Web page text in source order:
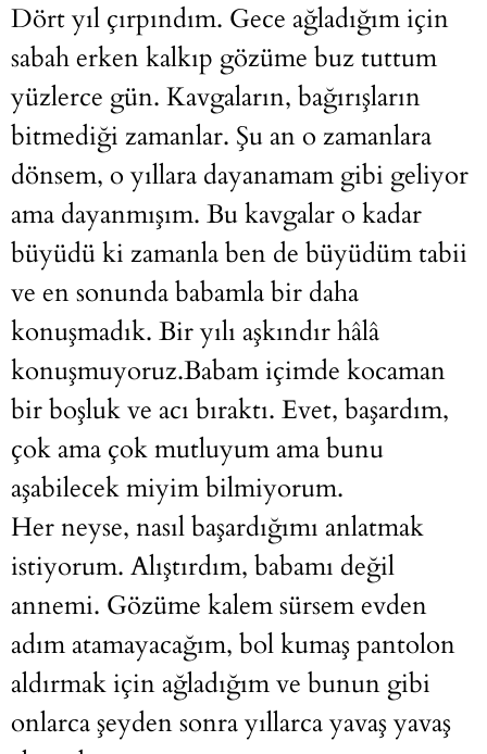
Dört yıl çırpındım. Gece ağladığım için
sabah erken kalkıp gözüme buz tuttum
yüzlerce gün. Kavgaların, bağırışların
bitmediği zamanlar. Şu an o zamanlara
dönsem, o yıllara dayanamam gibi geliyor
ama dayanmışım. Bu kavgalar o kadar
büyüdü ki zamanla ben de büyüdüm tabii
ve en sonunda babamla bir daha
konuşmadık. Bir yılı aşkındır hâlâ
konuşmuyoruz.Babam içimde kocaman
bir boşluk ve acı bıraktı. Evet, başardım,
çok ama çok mutluyum ama bunu
aşabilecek miyim bilmiyorum.
Her neyse, nasıl başardığımı anlatmak
istiyorum. Alıştırdım, babamı değil
annemi. Gözüme kalem sürsem evden
adım atamayacağım, bol kumaş pantolon
aldırmak için ağladığım ve bunun gibi
onlarca şeyden sonra yıllarca yavaş yavaş